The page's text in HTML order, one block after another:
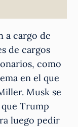
a cargo de
de cargos
como
en el que
Musk se
Trump
luego pedir